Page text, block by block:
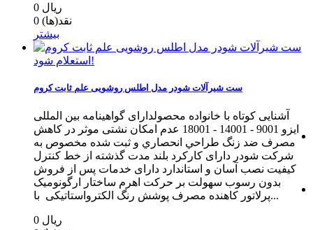
0 ریال
0 نقد(ها)
بیشتر
استعلام شود!
ست شیرآلات شودر مدل اطلس روشویی علم ثابت کروم
آشنایی کوتاه با خانواده محصولدارای گواهینامه بین المللی
ایزو 9001 - 14001 - 18001 عدم امکان نشتی موثر در کاهش
مصرف ضد زنگ طراحي انحصاري و ثبت شده مخصوص به
شرکت شودر دارای کارکرد بلند مدت گذشته از خط كنترل
كيفيت نصب آسان و استاندارد دارای خدمات پس از فروش
بدون رسوب سهولت بر حرکت اهرم ساختار ارگونومیک
پرلاتور کاهنده مصرف پوشش رنگ الکترواستاتیکی با...
0 ریال